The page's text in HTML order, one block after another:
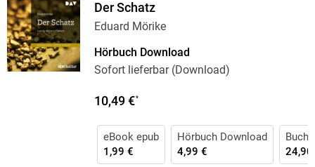
Der Schatz
Eduard Mörike
Hörbuch Download
Sofort lieferbar (Download)
10,49 €*
eBook epub
1,99 €
Hörbuch Download
4,99 €
Buch
24,90